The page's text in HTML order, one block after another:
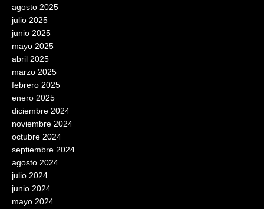
agosto 2025
julio 2025
junio 2025
mayo 2025
abril 2025
marzo 2025
febrero 2025
enero 2025
diciembre 2024
noviembre 2024
octubre 2024
septiembre 2024
agosto 2024
julio 2024
junio 2024
mayo 2024